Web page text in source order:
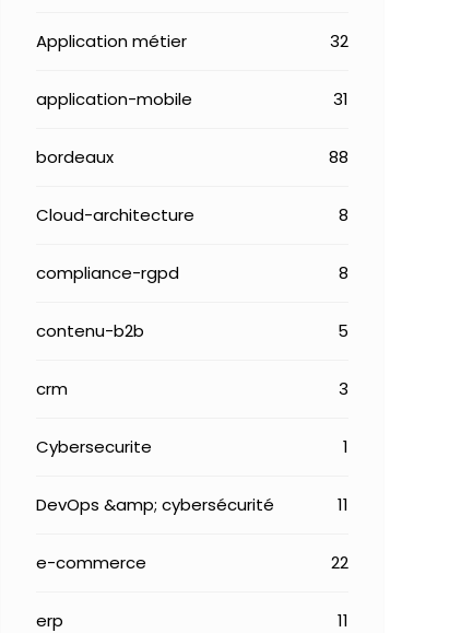
Application métier 32
application-mobile 31
bordeaux 88
Cloud-architecture 8
compliance-rgpd 8
contenu-b2b 5
crm 3
Cybersecurite 1
DevOps &amp; cybersécurité 11
e-commerce 22
erp 11